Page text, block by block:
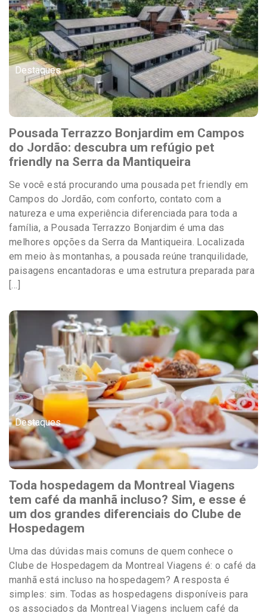
Destaques
Pousada Terrazzo Bonjardim em Campos
do Jordão: descubra um refúgio pet
friendly na Serra da Mantiqueira
Se você está procurando uma pousada pet friendly em
Campos do Jordão, com conforto, contato com a
natureza e uma experiência diferenciada para toda a
família, a Pousada Terrazzo Bonjardim é uma das
melhores opções da Serra da Mantiqueira. Localizada
em meio às montanhas, a pousada reúne tranquilidade,
paisagens encantadoras e uma estrutura preparada para
[…]
Destaques
Toda hospedagem da Montreal Viagens
tem café da manhã incluso? Sim, e esse é
um dos grandes diferenciais do Clube de
Hospedagem
Uma das dúvidas mais comuns de quem conhece o
Clube de Hospedagem da Montreal Viagens é: o café da
manhã está incluso na hospedagem? A resposta é
simples: sim. Todas as hospedagens disponíveis para
os associados da Montreal Viagens incluem café da